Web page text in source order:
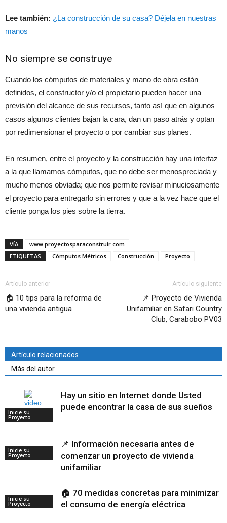
Lee también: ¿La construcción de su casa? Déjela en nuestras
manos
No siempre se construye
Cuando los cómputos de materiales y mano de obra están
definidos, el constructor y/o el propietario pueden hacer una
previsión del alcance de sus recursos, tanto así que en algunos
casos algunos clientes bajan la cara, dan un paso atrás y optan
por redimensionar el proyecto o por cambiar sus planes.
En resumen, entre el proyecto y la construcción hay una interfaz
a la que llamamos cómputos, que no debe ser menospreciada y
mucho menos obviada; que nos permite revisar minuciosamente
el proyecto para entregarlo sin errores y que a la vez hace que el
cliente ponga los pies sobre la tierra.
VÍA
www.proyectosparaconstruir.com
ETIQUETAS
Cómputos Métricos Construcción Proyecto
Artículo anterior
🏠 10 tips para la reforma de
una vivienda antigua
Artículo siguiente
📌 Proyecto de Vivienda
Unifamiliar en Safari Country
Club, Carabobo PV03
Artículo relacionados
Más del autor
Inicie su
Proyecto
Hay un sitio en Internet donde Usted
puede encontrar la casa de sus sueños
Inicie su
Proyecto
📌 Información necesaria antes de
comenzar un proyecto de vivienda
unifamiliar
Inicie su
Proyecto
🏠 70 medidas concretas para minimizar
el consumo de energía eléctrica